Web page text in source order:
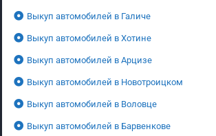
Выкуп автомобилей в Галиче
Выкуп автомобилей в Хотине
Выкуп автомобилей в Арцизе
Выкуп автомобилей в Новотроицком
Выкуп автомобилей в Воловце
Выкуп автомобилей в Барвенкове